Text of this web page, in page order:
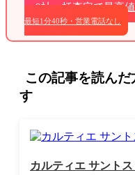
9社一括査定で最高
最短1分40秒・営業電話なし
この記事を読ん
す
カルティエ サントス